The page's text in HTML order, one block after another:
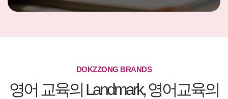
DOKZZONG BRANDS
영어 교육의 Landmark, 영어교육의